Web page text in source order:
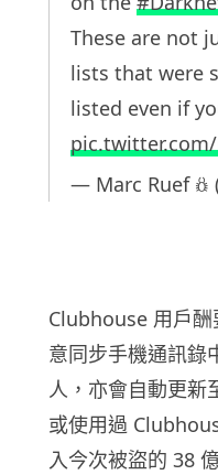
These are not
lists that were
listed even if
pic.twitter.com/
— Marc Ruef 𖢥
Clubhouse 用戶
意同步手機通訊錄
人，亦會自動更新
或使用過
入今次被盜的 38